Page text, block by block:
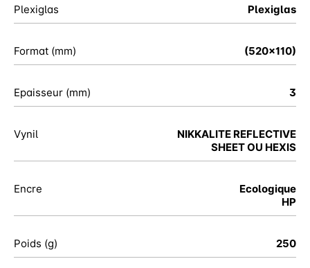
Plexiglas Plexiglas
Format (mm) (520x110)
Epaisseur (mm) 3
Vynil
NIKKALITE REFLECTIVE
SHEET OU HEXIS
Encre
Ecologique
HP
Poids (g) 250